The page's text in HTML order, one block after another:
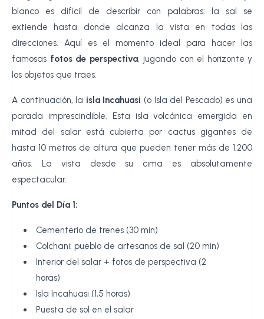
blanco es difícil de describir con palabras: la sal se
extiende hasta donde alcanza la vista en todas las
direcciones. Aquí es el momento ideal para hacer las
famosas fotos de perspectiva, jugando con el horizonte y
los objetos que traes.
A continuación, la isla Incahuasi (o Isla del Pescado) es una
parada imprescindible. Esta isla volcánica emergida en
mitad del salar está cubierta por cactus gigantes de
hasta 10 metros de altura que pueden tener más de 1.200
años. La vista desde su cima es absolutamente
espectacular.
Puntos del Día 1:
Cementerio de trenes (30 min)
Colchani: pueblo de artesanos de sal (20 min)
Interior del salar + fotos de perspectiva (2
horas)
Isla Incahuasi (1,5 horas)
Puesta de sol en el salar